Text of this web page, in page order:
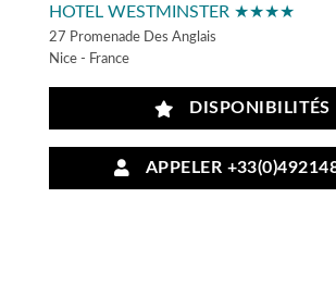
HOTEL WESTMINSTER ★★★★
27 Promenade Des Anglais
Nice - France
DISPONIBILITÉS
APPELER